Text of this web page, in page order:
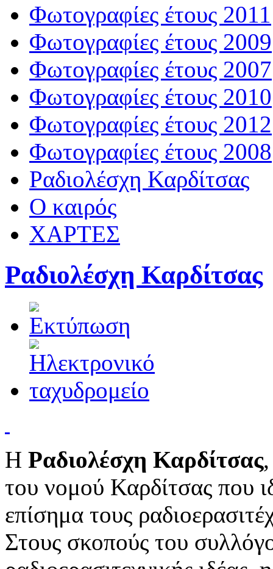
Φωτογραφίες έτους 2011
Φωτογραφίες έτους 2009
Φωτογραφίες έτους 2007
Φωτογραφίες έτους 2010
Φωτογραφίες έτους 2012
Φωτογραφίες έτους 2008
Ραδιολέσχη Καρδίτσας
Ο καιρός
ΧΑΡΤΕΣ
Ραδιολέσχη Καρδίτσας
Η Ραδιολέσχη Καρδίτσας
του νομού Καρδίτσας που
επίσημα τους
Στους σκοπούς του